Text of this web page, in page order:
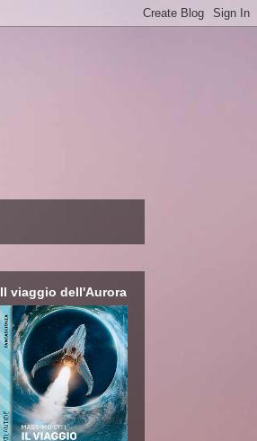
Il viaggio dell'Aurora